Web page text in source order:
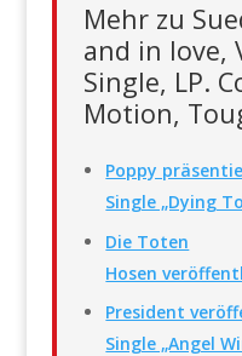
Mehr zu
and in love,
Single, LP.
Motion,
Poppy
Single „Dying
Die Toten
Hosen
President
Single „Angel